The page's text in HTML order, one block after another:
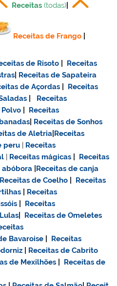
Receitas (todas)
Receitas de Frango
de Risoto
Receitas
Receitas de Sapateira
de Açordas
Receitas
Receitas
Receitas
Receitas de Sonhos
de Aletria Receitas
peru | Receitas
| Receitas mágicas
Receitas
abóbora Receitas de canja
Receitas de Coelho
Receitas
Receitas
Receitas
Receitas de Omeletes
Bavaroise
Receitas
Receitas de Cabrito
de Mexilhões
Receitas de